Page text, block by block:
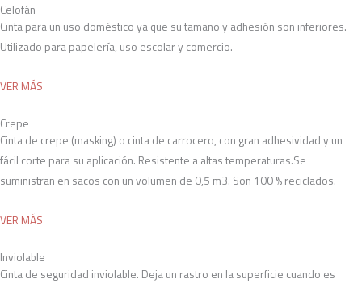
Celofán
Cinta para un uso doméstico ya que su tamaño y adhesión son inferiores.
Utilizado para papelería, uso escolar y comercio.
VER MÁS
Crepe
Cinta de crepe (masking) o cinta de carrocero, con gran adhesividad y un
fácil corte para su aplicación. Resistente a altas temperaturas.Se
suministran en sacos con un volumen de 0,5 m3. Son 100 % reciclados.
VER MÁS
Inviolable
Cinta de seguridad inviolable. Deja un rastro en la superficie cuando es